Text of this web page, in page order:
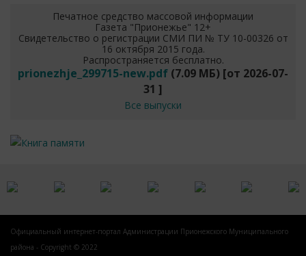
Печатное средство массовой информации
Газета "Прионежье" 12+
Свидетельство о регистрации СМИ ПИ № ТУ 10-00326 от
16 октября 2015 года.
Распространяется бесплатно.
prionezhje_299715-new.pdf (7.09 МБ) [от 2026-07-
31 ]
Все выпуски
Официальный интернет-портал Администрации Прионежского Муниципального
района - Copyright © 2022